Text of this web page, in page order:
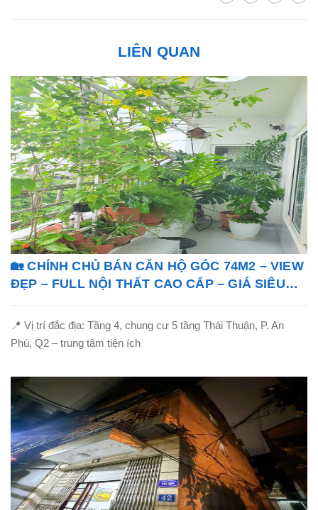
LIÊN QUAN
🏡 CHÍNH CHỦ BÁN CĂN HỘ GÓC 74M2 – VIEW
ĐẸP – FULL NỘI THẤT CAO CẤP – GIÁ SIÊU
📍 Vị trí đắc địa: Tầng 4, chung cư 5 tầng Thái Thuận, P. An
Phú, Q2 – trung tâm tiện ích